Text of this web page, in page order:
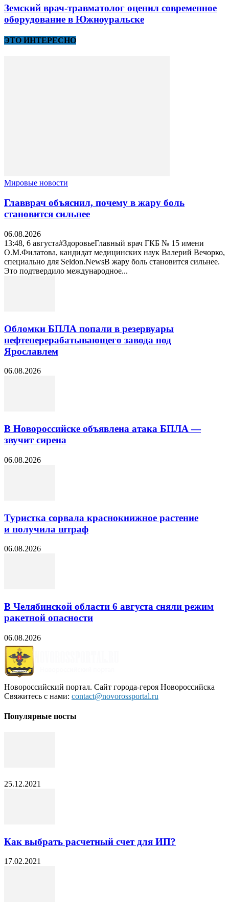
Земский врач-травматолог оценил современное
оборудование в Южноуральске
ЭТО ИНТЕРЕСНО
Мировые новости
Главврач объяснил, почему в жару боль
становится сильнее
06.08.2026
13:48, 6 августа#ЗдоровьеГлавный врач ГКБ № 15 имени
О.М.Филатова, кандидат медицинских наук Валерий Вечорко,
специально для Seldon.NewsВ жару боль становится сильнее.
Это подтвердило международное...
Обломки БПЛА попали в резервуары
нефтеперерабатывающего завода под
Ярославлем
06.08.2026
В Новороссийске объявлена атака БПЛА —
звучит сирена
06.08.2026
Туристка сорвала краснокнижное растение
и получила штраф
06.08.2026
В Челябинской области 6 августа сняли режим
ракетной опасности
06.08.2026
Новороссийский портал. Сайт города-героя Новороссийска
Свяжитесь с нами: contact@novorossportal.ru
Популярные посты
25.12.2021
Как выбрать расчетный счет для ИП?
17.02.2021